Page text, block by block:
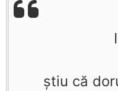
ştiu că